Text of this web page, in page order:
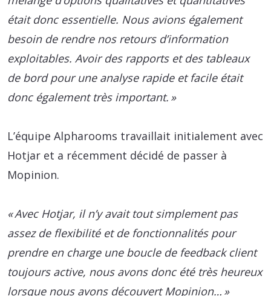
était donc essentielle. Nous avions également
besoin de rendre nos retours d’information
exploitables. Avoir des rapports et des tableaux
de bord pour une analyse rapide et facile était
donc également très important. »
L’équipe Alpharooms travaillait initialement avec
Hotjar et a récemment décidé de passer à
Mopinion.
« Avec Hotjar, il n’y avait tout simplement pas
assez de flexibilité et de fonctionnalités pour
prendre en charge une boucle de feedback client
toujours active, nous avons donc été très heureux
lorsque nous avons découvert Mopinion… »